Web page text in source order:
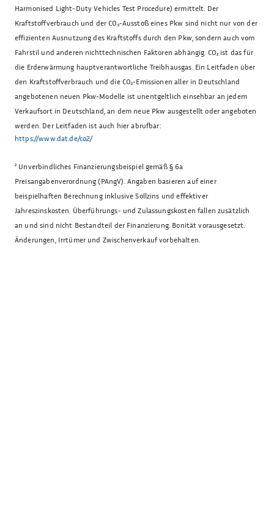
Harmonised Light-Duty Vehicles Test Procedure) ermittelt. Der
Kraftstoffverbrauch und der CO₂-Ausstoß eines Pkw sind nicht nur von der
effizienten Ausnutzung des Kraftstoffs durch den Pkw, sondern auch vom
Fahrstil und anderen nichttechnischen Faktoren abhängig. CO₂ ist das für
die Erderwärmung hauptverantwortliche Treibhausgas. Ein Leitfaden über
den Kraftstoffverbrauch und die CO₂-Emissionen aller in Deutschland
angebotenen neuen Pkw-Modelle ist unentgeltlich einsehbar an jedem
Verkaufsort in Deutschland, an dem neue Pkw ausgestellt oder angeboten
werden. Der Leitfaden ist auch hier abrufbar:
https://www.dat.de/co2/
² Unverbindliches Finanzierungsbeispiel gemäß § 6a
Preisangabenverordnung (PAngV). Angaben basieren auf einer
beispielhaften Berechnung inklusive Sollzins und effektiver
Jahreszinskosten. Überführungs- und Zulassungskosten fallen zusätzlich
an und sind nicht Bestandteil der Finanzierung. Bonität vorausgesetzt.
Änderungen, Irrtümer und Zwischenverkauf vorbehalten.